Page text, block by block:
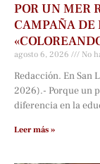
POR UN MER
CAMPAÑA DE
agosto 6, 2026 No
Redacción. En San
2026).- Porque un
diferencia en la
Leer más »